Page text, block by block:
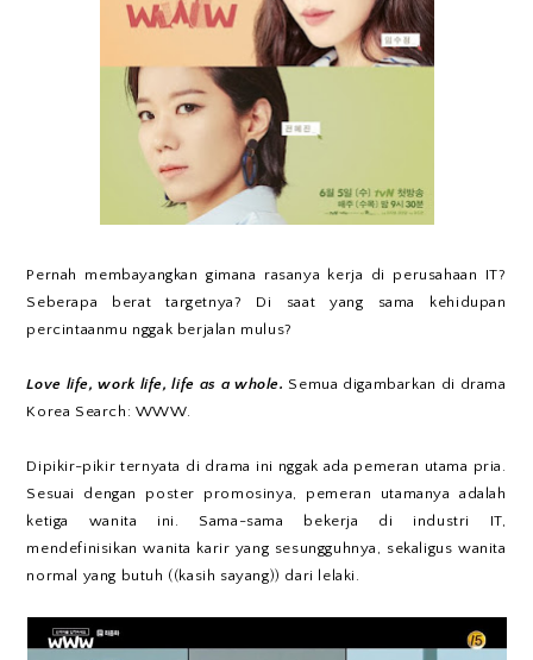
Pernah membayangkan gimana rasanya kerja di perusahaan IT?
Seberapa berat targetnya? Di saat yang sama kehidupan
percintaanmu nggak berjalan mulus?
Love life, work life, life as a whole. Semua digambarkan di drama
Korea Search: WWW.
Dipikir-pikir ternyata di drama ini nggak ada pemeran utama pria.
Sesuai dengan poster promosinya, pemeran utamanya adalah
ketiga wanita ini. Sama-sama bekerja di industri IT,
mendefinisikan wanita karir yang sesungguhnya, sekaligus wanita
normal yang butuh ((kasih sayang)) dari lelaki.